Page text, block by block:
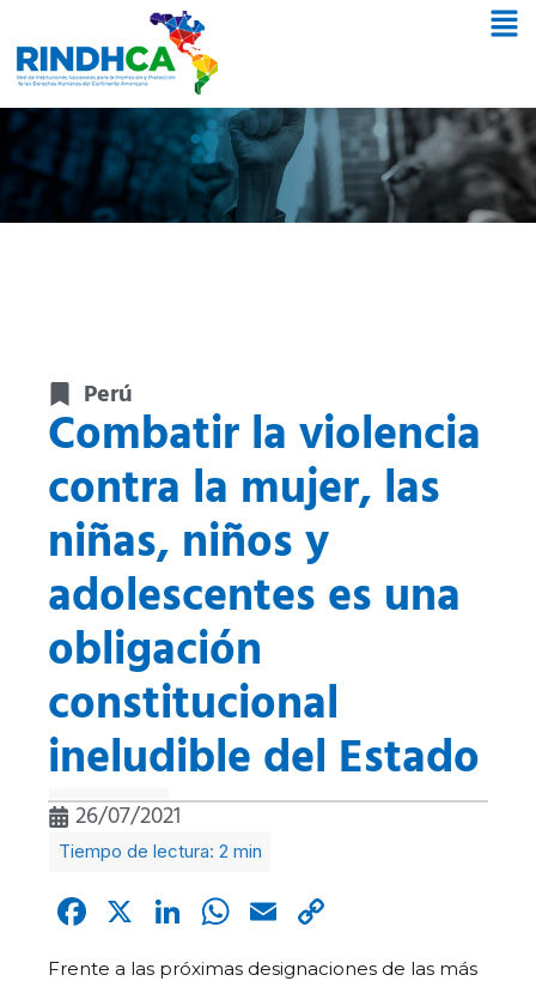
Perú
Combatir la violencia
contra la mujer, las
niñas, niños y
adolescentes es una
obligación
constitucional
ineludible del Estado
26/07/2021
Facebook
X LinkedIn
WhatsApp
Email
Link
Frente a las próximas designaciones de las más